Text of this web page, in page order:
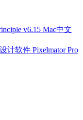
v6.15 Mac中文
计软件 Pixelmator Pro